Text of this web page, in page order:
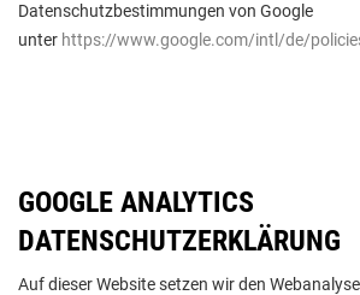
Datenschutzbestimmungen von Google
unter https://www.google.com/intl/de/
GOOGLE ANALYTICS
DATENSCHUTZERKLÄRUNG
Auf dieser Website setzen wir den